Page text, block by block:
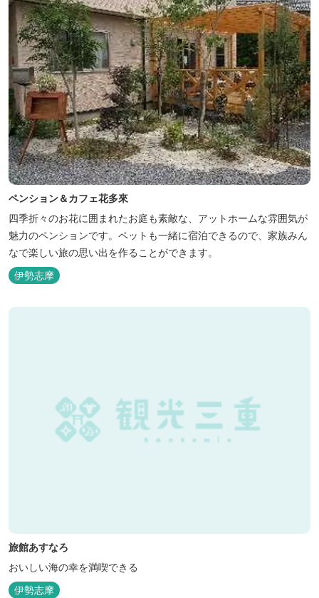
ペンション＆カフェ花多來
四季折々のお花に囲まれたお庭も素敵な、アットホームな雰囲気が
魅力のペンションです。ペットも一緒に宿泊できるので、家族みん
なで楽しい旅の思い出を作ることができます。
伊勢志摩
旅館あすなろ
おいしい海の幸を満喫できる
伊勢志摩